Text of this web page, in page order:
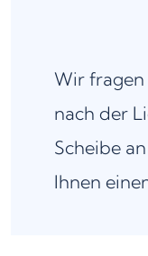
Wir fragen
nach der
Scheibe
Ihnen